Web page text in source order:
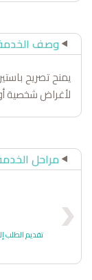
وصف
يمنح تصريح
لأغراض شخصية
مراحل
تقديم الطلب